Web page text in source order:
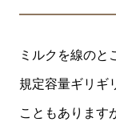
ミルクを線のと
規定容量ギリギ
こともあります